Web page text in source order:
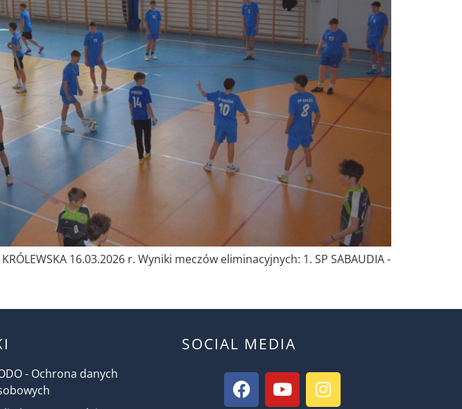
KRÓLEWSKA 16.03.2026 r. Wyniki meczów eliminacyjnych: 1. SP SABAUDIA -
- Ochrona danych
SOCIAL MEDIA